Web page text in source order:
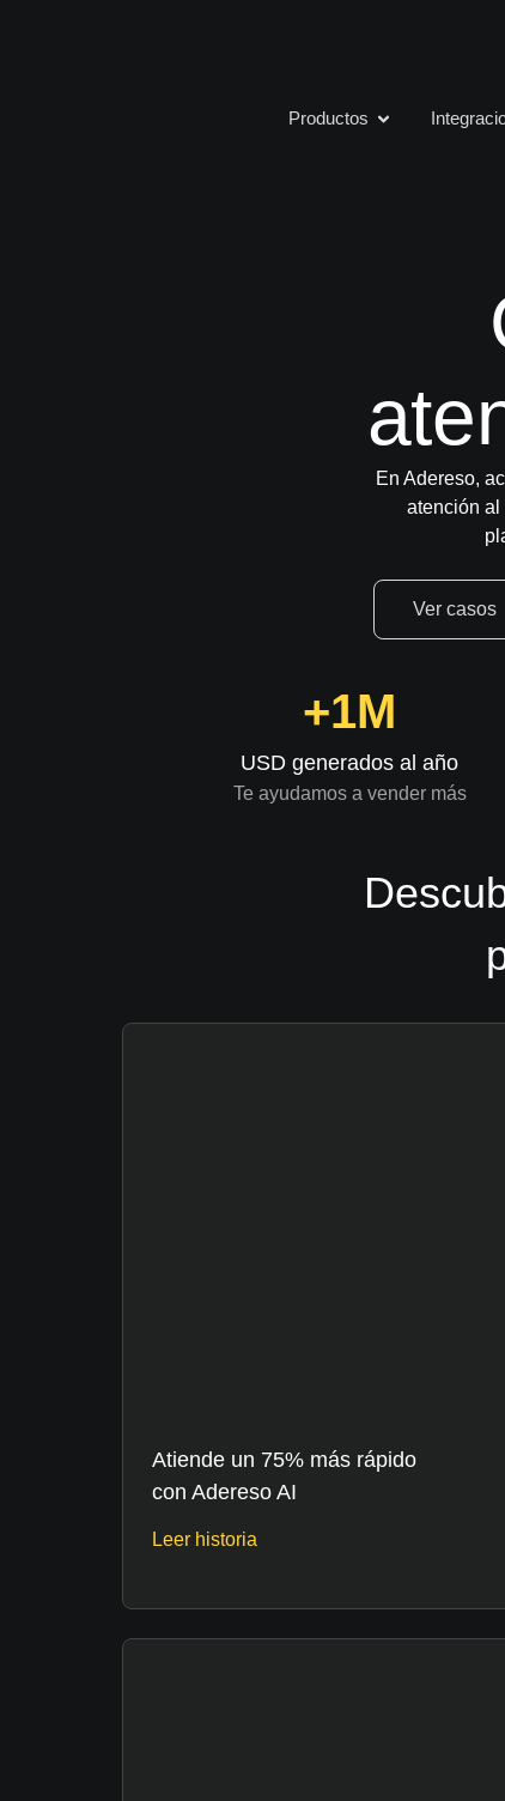
Productos
En Adereso,
atención al
Ver casos
+1M
USD generados al año
Te ayudamos a vender más
Atiende un 75% más rápido
con Adereso AI
Leer historia